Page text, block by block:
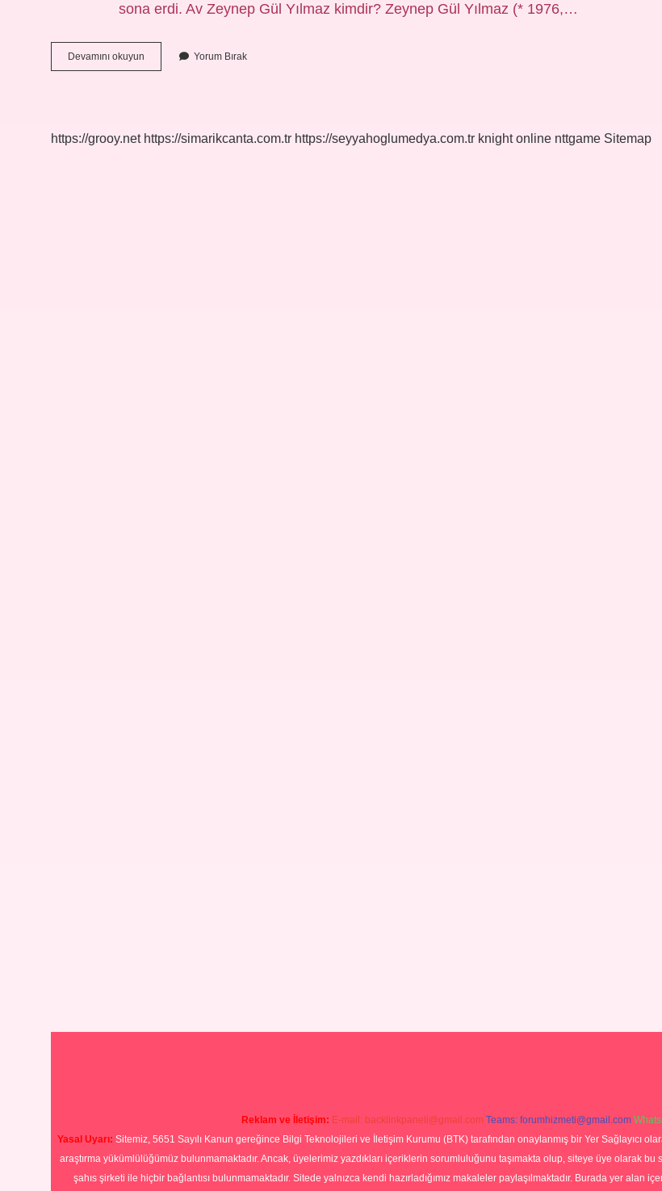
sona erdi. Av Zeynep Gül Yılmaz kimdir? Zeynep Gül Yılmaz (* 1976,…
Devamını okuyun
Yilmaz
Yorum Bırak
https://grooy.net https://simarikcanta.com.tr https://seyyahoglumedya.com.tr knight online nttgame Sitemap
Reklam ve İletişim: E-mail: backlinkpaneli@gmail.com Teams: forumhizmeti@gmail.com
Yasal Uyarı: Sitemiz, 5651 Sayılı Kanun gereğince Bilgi Teknolojileri ve İletişim Kurumu (BTK) tarafından onaylanmış bir Yer Sağlayıcı
araştırma yükümlülüğümüz bulunmamaktadır. Ancak, üyelerimiz yazdıkları içeriklerin sorumluluğunu taşımakta olup, siteye üye olarak
şahıs şirketi ile hiçbir bağlantısı bulunmamaktadır. Sitede yalnızca kendi hazırladığımız makaleler paylaşılmaktadır. Burada yer